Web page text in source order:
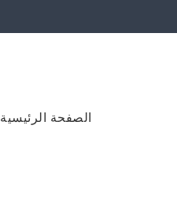
الصفحة الرئيسية